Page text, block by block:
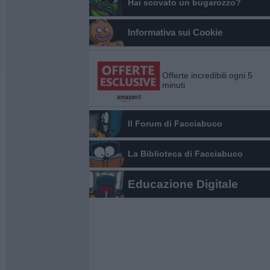
Hai scovato un bugarozzo?
Informativa sui Cookie
Offerte incredibili ogni 5
minuti
Il Forum di Facciabuco
La Biblioteca di Facciabuco
Educazione Digitale